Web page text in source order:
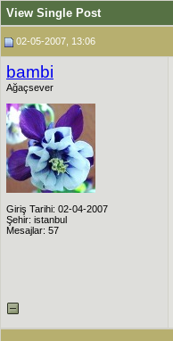
View Single Post
02-05-2007, 13:06
bambi
Ağaçsever
Giriş Tarihi: 02-04-2007
Şehir: istanbul
Mesajlar: 57